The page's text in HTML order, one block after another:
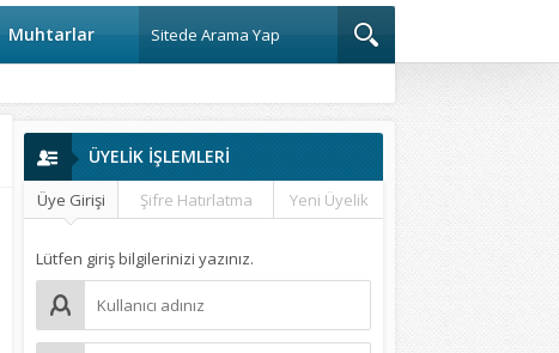
Muhtarlar
ÜYELİK İŞLEMLERİ
Üye Girişi Şifre Hatırlatma Yeni Üyelik
Lütfen giriş bilgilerinizi yazınız.